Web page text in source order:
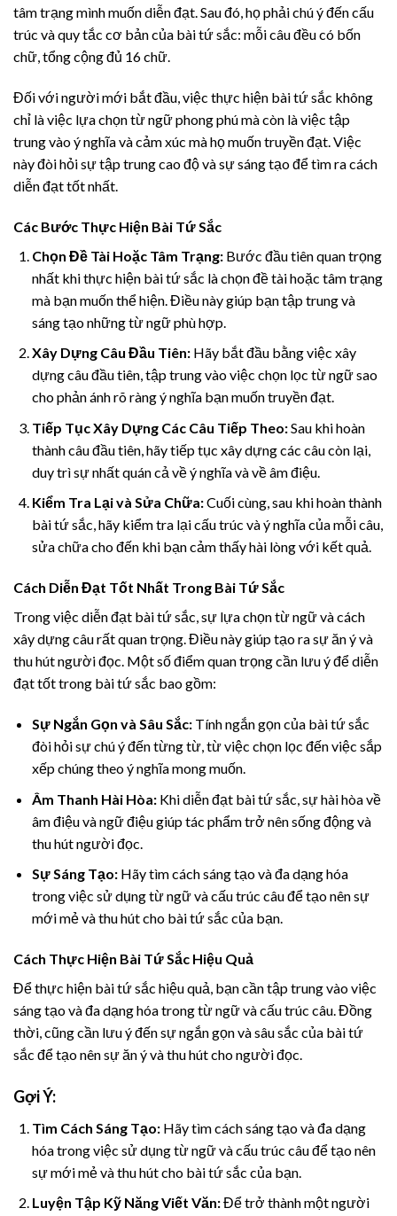
tâm trạng mình muốn diễn đạt. Sau đó, họ phải chú ý đến cấu
trúc và quy tắc cơ bản của bài tứ sắc: mỗi câu đều có bốn
chữ, tổng cộng đủ 16 chữ.
Đối với người mới bắt đầu, việc thực hiện bài tứ sắc không
chỉ là việc lựa chọn từ ngữ phong phú mà còn là việc tập
trung vào ý nghĩa và cảm xúc mà họ muốn truyền đạt. Việc
này đòi hỏi sự tập trung cao độ và sự sáng tạo để tìm ra cách
diễn đạt tốt nhất.
Các Bước Thực Hiện Bài Tứ Sắc
Chọn Đề Tài Hoặc Tâm Trạng:Bước đầu tiên quan trọng
nhất khi thực hiện bài tứ sắc là chọn đề tài hoặc tâm trạng
mà bạn muốn thể hiện. Điều này giúp bạn tập trung và
sáng tạo những từ ngữ phù hợp.
Xây Dựng Câu Đầu Tiên:Hãy bắt đầu bằng việc xây
dựng câu đầu tiên, tập trung vào việc chọn lọc từ ngữ sao
cho phản ánh rõ ràng ý nghĩa bạn muốn truyền đạt.
Tiếp Tục Xây Dựng Các Câu Tiếp Theo:Sau khi hoàn
thành câu đầu tiên, hãy tiếp tục xây dựng các câu còn lại,
duy trì sự nhất quán cả về ý nghĩa và về âm điệu.
Kiểm Tra Lại và Sửa Chữa:Cuối cùng, sau khi hoàn thành
bài tứ sắc, hãy kiểm tra lại cấu trúc và ý nghĩa của mỗi câu,
sửa chữa cho đến khi bạn cảm thấy hài lòng với kết quả.
Cách Diễn Đạt Tốt Nhất Trong Bài Tứ Sắc
Trong việc diễn đạt bài tứ sắc, sự lựa chọn từ ngữ và cách
xây dựng câu rất quan trọng. Điều này giúp tạo ra sự ăn ý và
thu hút người đọc. Một số điểm quan trọng cần lưu ý để diễn
đạt tốt trong bài tứ sắc bao gồm:
Sự Ngắn Gọn và Sâu Sắc:Tính ngắn gọn của bài tứ sắc
đòi hỏi sự chú ý đến từng từ, từ việc chọn lọc đến việc sắp
xếp chúng theo ý nghĩa mong muốn.
Âm Thanh Hài Hòa:Khi diễn đạt bài tứ sắc, sự hài hòa về
âm điệu và ngữ điệu giúp tác phẩm trở nên sống động và
thu hút người đọc.
Sự Sáng Tạo:Hãy tìm cách sáng tạo và đa dạng hóa
trong việc sử dụng từ ngữ và cấu trúc câu để tạo nên sự
mới mẻ và thu hút cho bài tứ sắc của bạn.
Cách Thực Hiện Bài Tứ Sắc Hiệu Quả
Để thực hiện bài tứ sắc hiệu quả, bạn cần tập trung vào việc
sáng tạo và đa dạng hóa trong từ ngữ và cấu trúc câu. Đồng
thời, cũng cần lưu ý đến sự ngắn gọn và sâu sắc của bài tứ
sắc để tạo nên sự ăn ý và thu hút cho người đọc.
Gợi Ý:
Tìm Cách Sáng Tạo:Hãy tìm cách sáng tạo và đa dạng
hóa trong việc sử dụng từ ngữ và cấu trúc câu để tạo nên
sự mới mẻ và thu hút cho bài tứ sắc của bạn.
Luyện Tập Kỹ Năng Viết Văn:Để trở thành một người